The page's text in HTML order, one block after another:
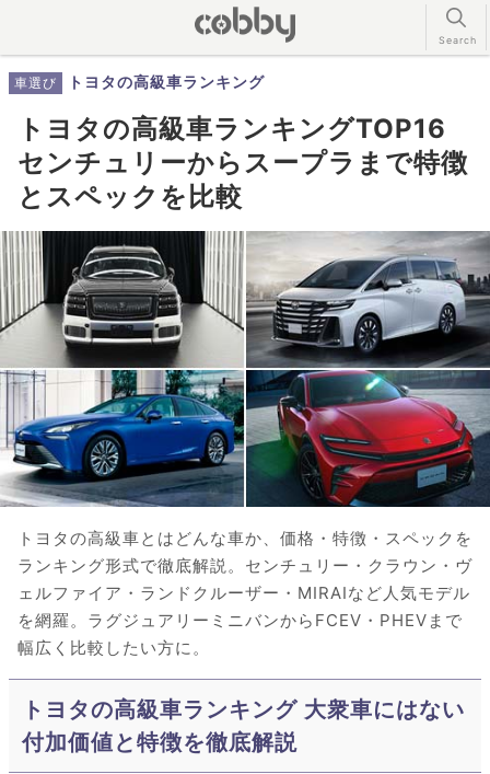
車選び トヨタの高級車ランキング
トヨタの高級車ランキングTOP16
センチュリーからスープラまで特徴
とスペックを比較
トヨタの高級車とはどんな車か、価格・特徴・スペックを
ランキング形式で徹底解説。センチュリー・クラウン・ヴ
ェルファイア・ランドクルーザー・MIRAIなど人気モデル
を網羅。ラグジュアリーミニバンからFCEV・PHEVまで
幅広く比較したい方に。
トヨタの高級車ランキング 大衆車にはない
付加価値と特徴を徹底解説